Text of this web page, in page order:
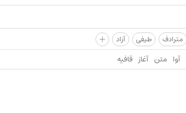
مترادف طیفی آزاد +
آوا متن آغاز قافیه